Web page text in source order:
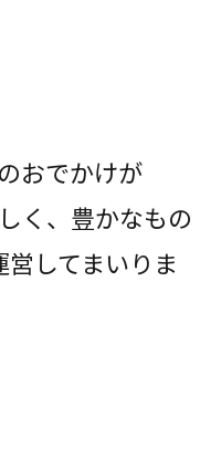
おでかけが
く、豊かなもの
してまいりま